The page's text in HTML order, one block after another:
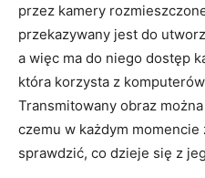
przez kamery
przekazywany jest do
a więc ma do niego dostęp
która korzysta z
Transmitowany obraz
czemu w każdym
sprawdzić, co dzieje się z